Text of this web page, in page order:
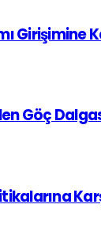
Girişimine
Göç